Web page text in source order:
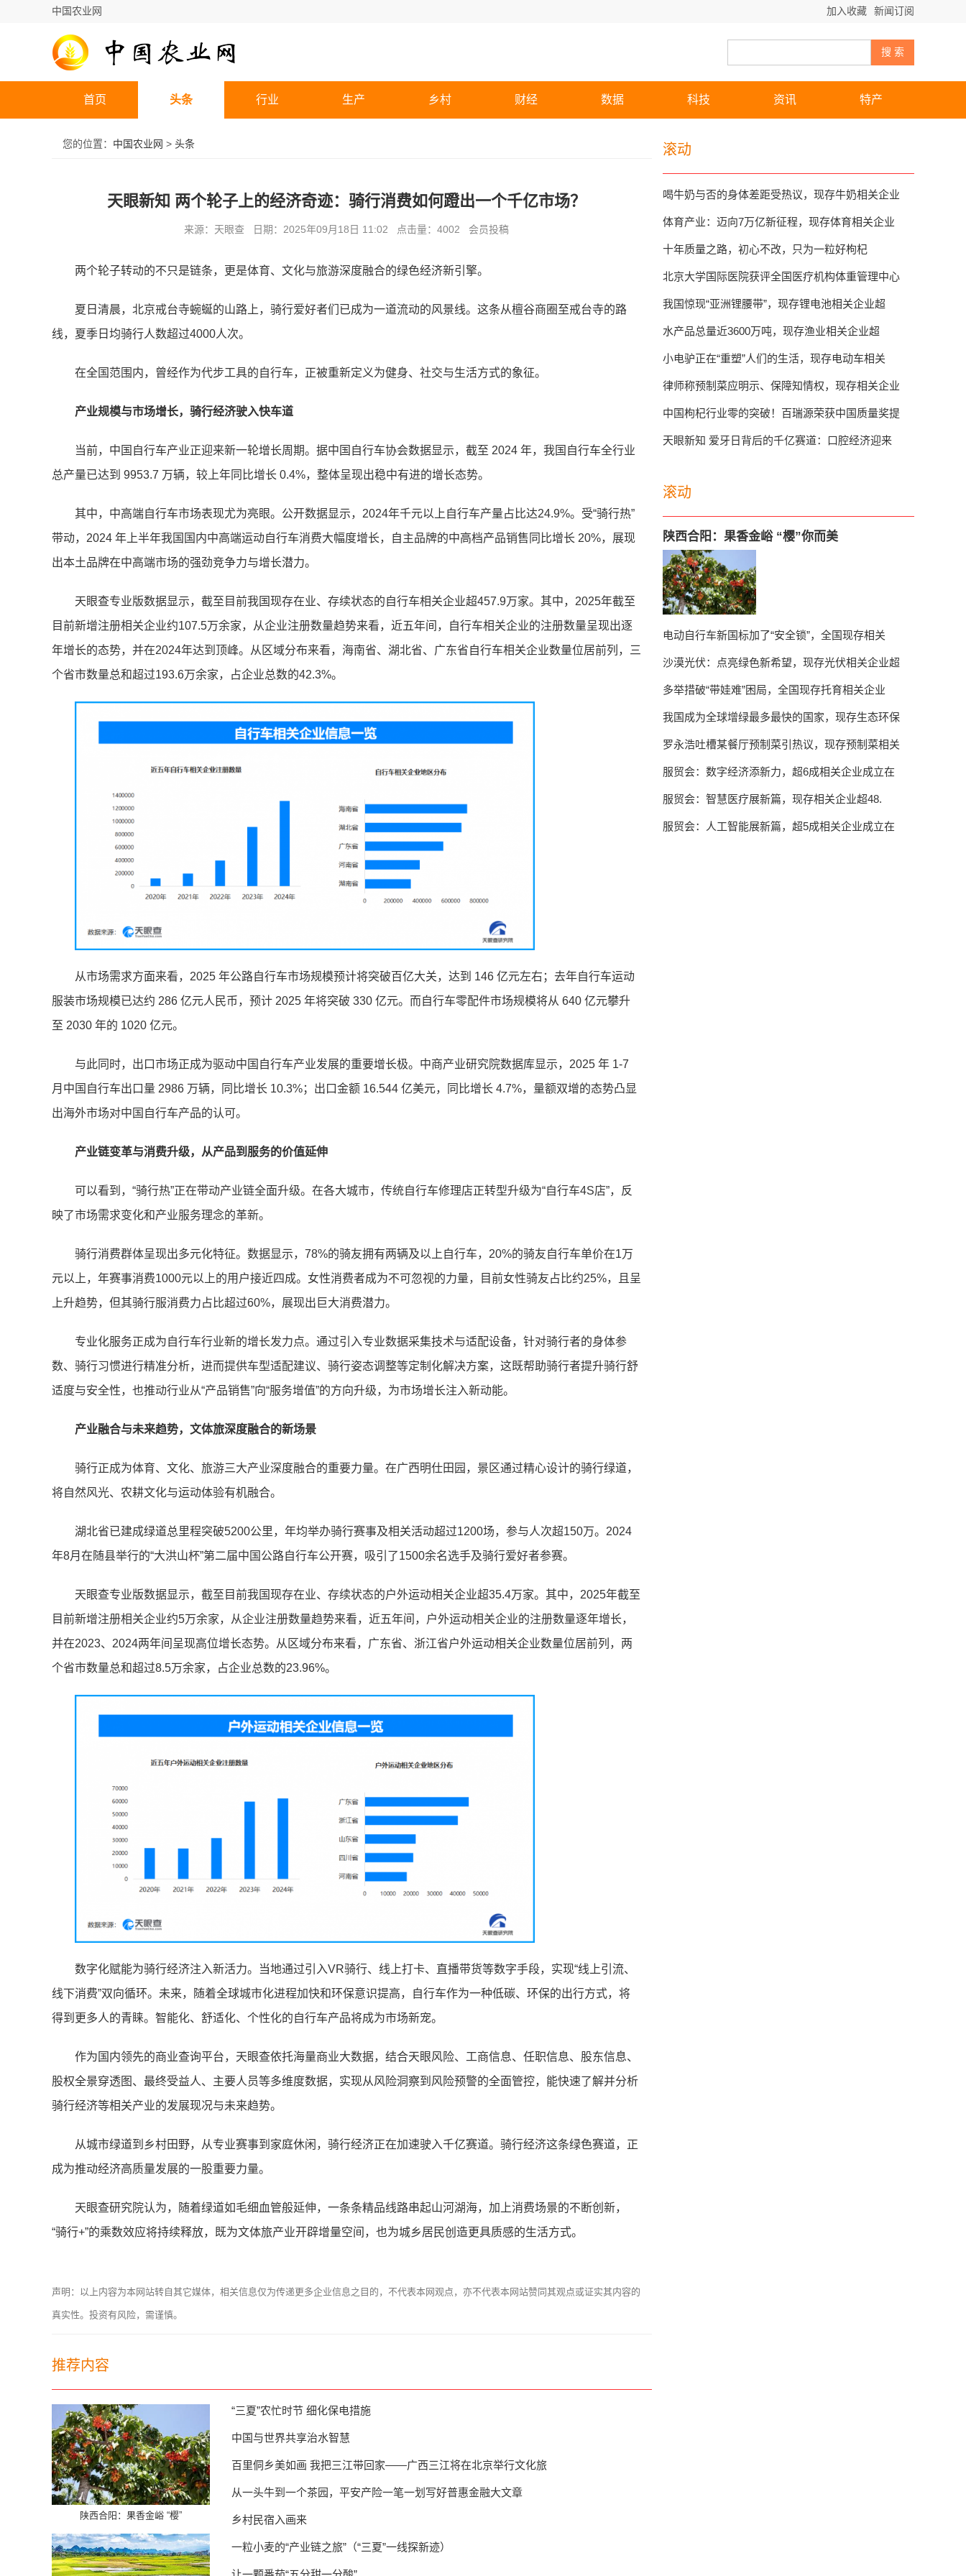
中国农业网 加入收藏 新闻订阅
首页 头条 行业 生产 乡村 财经 数据 科技 资讯 特产
您的位置： 中国农业网 > 头条
天眼新知 两个轮子上的经济奇迹：骑行消费如何蹬出一个千亿市场？
来源：天眼查 日期：2025年09月18日 11:02 点击量：4002 会员投稿
两个轮子转动的不只是链条，更是体育、文化与旅游深度融合的绿色经济新引擎。
夏日清晨，北京戒台寺蜿蜒的山路上，骑行爱好者们已成为一道流动的风景线。这条从檀谷商圈至戒台寺的路
线，夏季日均骑行人数超过4000人次。
在全国范围内，曾经作为代步工具的自行车，正被重新定义为健身、社交与生活方式的象征。
产业规模与市场增长，骑行经济驶入快车道
当前，中国自行车产业正迎来新一轮增长周期。据中国自行车协会数据显示，截至 2024 年，我国自行车全行业
总产量已达到 9953.7 万辆，较上年同比增长 0.4%，整体呈现出稳中有进的增长态势。
其中，中高端自行车市场表现尤为亮眼。公开数据显示，2024年千元以上自行车产量占比达24.9%。受“骑行热”
带动，2024 年上半年我国国内中高端运动自行车消费大幅度增长，自主品牌的中高档产品销售同比增长 20%，展现
出本土品牌在中高端市场的强劲竞争力与增长潜力。
天眼查专业版数据显示，截至目前我国现存在业、存续状态的自行车相关企业超457.9万家。其中，2025年截至
目前新增注册相关企业约107.5万余家，从企业注册数量趋势来看，近五年间，自行车相关企业的注册数量呈现出逐
年增长的态势，并在2024年达到顶峰。从区域分布来看，海南省、湖北省、广东省自行车相关企业数量位居前列，三
个省市数量总和超过193.6万余家，占企业总数的42.3%。
从市场需求方面来看，2025 年公路自行车市场规模预计将突破百亿大关，达到 146 亿元左右；去年自行车运动
服装市场规模已达约 286 亿元人民币，预计 2025 年将突破 330 亿元。而自行车零配件市场规模将从 640 亿元攀升
至 2030 年的 1020 亿元。
与此同时，出口市场正成为驱动中国自行车产业发展的重要增长极。中商产业研究院数据库显示，2025 年 1-7
月中国自行车出口量 2986 万辆，同比增长 10.3%；出口金额 16.544 亿美元，同比增长 4.7%，量额双增的态势凸显
出海外市场对中国自行车产品的认可。
产业链变革与消费升级，从产品到服务的价值延伸
可以看到，“骑行热”正在带动产业链全面升级。在各大城市，传统自行车修理店正转型升级为“自行车4S店”，反
映了市场需求变化和产业服务理念的革新。
骑行消费群体呈现出多元化特征。数据显示，78%的骑友拥有两辆及以上自行车，20%的骑友自行车单价在1万
元以上，年赛事消费1000元以上的用户接近四成。女性消费者成为不可忽视的力量，目前女性骑友占比约25%，且呈
上升趋势，但其骑行服消费力占比超过60%，展现出巨大消费潜力。
专业化服务正成为自行车行业新的增长发力点。通过引入专业数据采集技术与适配设备，针对骑行者的身体参
数、骑行习惯进行精准分析，进而提供车型适配建议、骑行姿态调整等定制化解决方案，这既帮助骑行者提升骑行舒
适度与安全性，也推动行业从“产品销售”向“服务增值”的方向升级，为市场增长注入新动能。
产业融合与未来趋势，文体旅深度融合的新场景
骑行正成为体育、文化、旅游三大产业深度融合的重要力量。在广西明仕田园，景区通过精心设计的骑行绿道，
将自然风光、农耕文化与运动体验有机融合。
湖北省已建成绿道总里程突破5200公里，年均举办骑行赛事及相关活动超过1200场，参与人次超150万。2024
年8月在随县举行的“大洪山杯”第二届中国公路自行车公开赛，吸引了1500余名选手及骑行爱好者参赛。
天眼查专业版数据显示，截至目前我国现存在业、存续状态的户外运动相关企业超35.4万家。其中，2025年截至
目前新增注册相关企业约5万余家，从企业注册数量趋势来看，近五年间，户外运动相关企业的注册数量逐年增长，
并在2023、2024两年间呈现高位增长态势。从区域分布来看，广东省、浙江省户外运动相关企业数量位居前列，两
个省市数量总和超过8.5万余家，占企业总数的23.96%。
数字化赋能为骑行经济注入新活力。当地通过引入VR骑行、线上打卡、直播带货等数字手段，实现“线上引流、
线下消费”双向循环。未来，随着全球城市化进程加快和环保意识提高，自行车作为一种低碳、环保的出行方式，将
得到更多人的青睐。智能化、舒适化、个性化的自行车产品将成为市场新宠。
作为国内领先的商业查询平台，天眼查依托海量商业大数据，结合天眼风险、工商信息、任职信息、股东信息、
股权全景穿透图、最终受益人、主要人员等多维度数据，实现从风险洞察到风险预警的全面管控，能快速了解并分析
骑行经济等相关产业的发展现况与未来趋势。
从城市绿道到乡村田野，从专业赛事到家庭休闲，骑行经济正在加速驶入千亿赛道。骑行经济这条绿色赛道，正
成为推动经济高质量发展的一股重要力量。
天眼查研究院认为，随着绿道如毛细血管般延伸，一条条精品线路串起山河湖海，加上消费场景的不断创新，
“骑行+”的乘数效应将持续释放，既为文体旅产业开辟增量空间，也为城乡居民创造更具质感的生活方式。
声明：以上内容为本网站转自其它媒体，相关信息仅为传递更多企业信息之目的，不代表本网观点，亦不代表本网站赞同其观点或证实其内容的
真实性。投资有风险，需谨慎。
推荐内容
陕西合阳：果香金峪 “樱”
“三夏”农忙时节 细化保电措施
中国与世界共享治水智慧
百里侗乡美如画 我把三江带回家——广西三江将在北京举行文化旅
从一头牛到一个茶园，平安产险一笔一划写好普惠金融大文章
乡村民宿入画来
一粒小麦的“产业链之旅”（“三夏”一线探新迹）
滚动
喝牛奶与否的身体差距受热议，现存牛奶相关企业
体育产业：迈向7万亿新征程，现存体育相关企业
十年质量之路，初心不改，只为一粒好枸杞
北京大学国际医院获评全国医疗机构体重管理中心
我国惊现“亚洲锂腰带”，现存锂电池相关企业超
水产品总量近3600万吨，现存渔业相关企业超
小电驴正在“重塑”人们的生活，现存电动车相关
律师称预制菜应明示、保障知情权，现存相关企业
中国枸杞行业零的突破！百瑞源荣获中国质量奖提
天眼新知 爱牙日背后的千亿赛道：口腔经济迎来
滚动
陕西合阳：果香金峪 “樱”你而美
5月23日，果香金峪“樱”你而美—合阳
第七届“方寨红”樱...
电动自行车新国标加了“安全锁”，全国现存相关
沙漠光伏：点亮绿色新希望，现存光伏相关企业超
多举措破“带娃难”困局，全国现存托育相关企业
我国成为全球增绿最多最快的国家，现存生态环保
罗永浩吐槽某餐厅预制菜引热议，现存预制菜相关
服贸会：数字经济添新力，超6成相关企业成立在
服贸会：智慧医疗展新篇，现存相关企业超48.
服贸会：人工智能展新篇，超5成相关企业成立在